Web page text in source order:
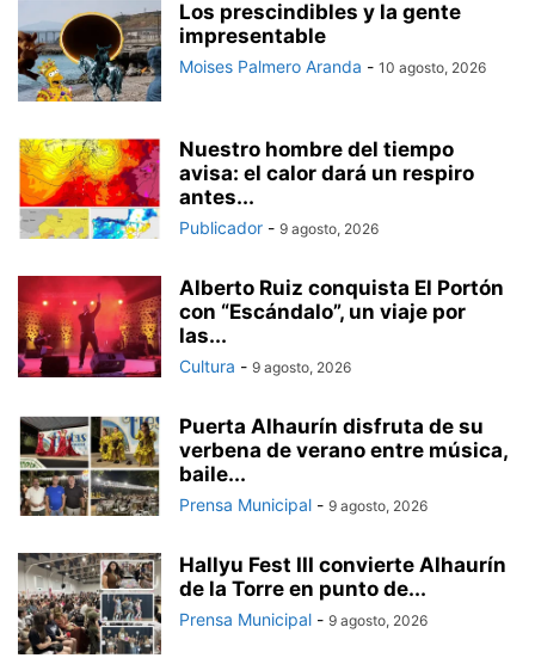
Los prescindibles y la gente
impresentable
Moises Palmero Aranda - 10 agosto, 2026
Nuestro hombre del tiempo
avisa: el calor dará un respiro
antes...
Publicador - 9 agosto, 2026
Alberto Ruiz conquista El Portón
con “Escándalo”, un viaje por
las...
Cultura - 9 agosto, 2026
Puerta Alhaurín disfruta de su
verbena de verano entre música,
baile...
Prensa Municipal - 9 agosto, 2026
Hallyu Fest III convierte Alhaurín
de la Torre en punto de...
Prensa Municipal - 9 agosto, 2026